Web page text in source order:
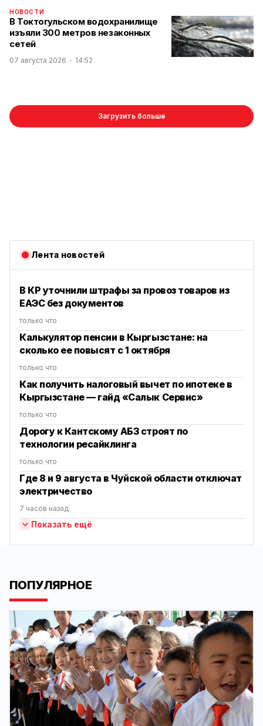
НОВОСТИ
В Токтогульском водохранилище
изъяли 300 метров незаконных
сетей
07 августа 2026 14:52
Загрузить больше
Лента новостей
В КР уточнили штрафы за провоз товаров из
ЕАЭС без документов
только что
Калькулятор пенсии в Кыргызстане: на
сколько ее повысят с 1 октября
только что
Как получить налоговый вычет по ипотеке в
Кыргызстане — гайд «Салык Сервис»
только что
Дорогу к Кантскому АБЗ строят по
технологии ресайклинга
только что
Где 8 и 9 августа в Чуйской области отключат
электричество
7 часов назад
Показать ещё
ПОПУЛЯРНОЕ